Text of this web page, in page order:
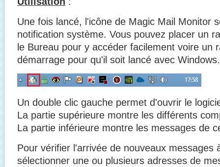
Une fois lancé, l'icône de Magic Mail Monitor
notification système. Vous pouvez placer un
le Bureau pour y accéder facilement voire un
démarrage pour qu'il soit lancé avec Windows.
Un double clic gauche permet d'ouvrir le
La partie supérieure montre les différents
La partie inférieure montre les messages de
Pour vérifier l'arrivée de nouveaux messages
sélectionner une ou plusieurs adresses de